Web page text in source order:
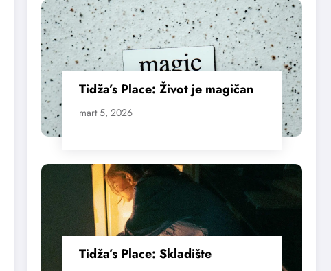
Tidža’s Place: Život je magičan
mart 5, 2026
Tidža’s Place: Skladište